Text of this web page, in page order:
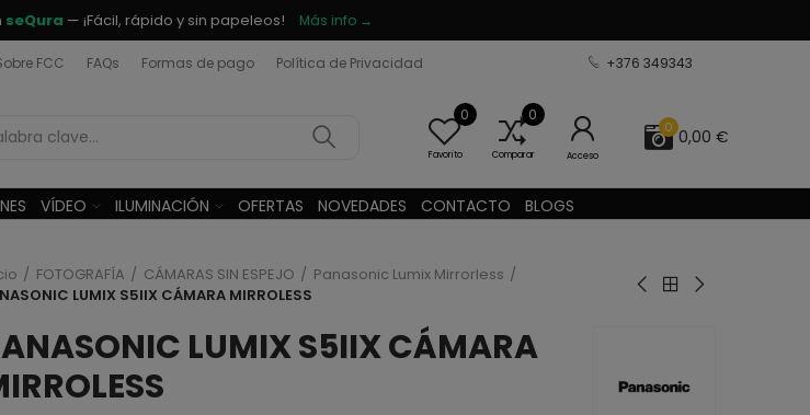
seQura — ¡Fácil, rápido y sin papeleos! Más info →
FCC FAQs Formas de pago Política de Privacidad +376 349343
0
Favorito
0
Comparar Acceso
0 0,00 €
VÍDEO ILUMINACIÓN OFERTAS NOVEDADES CONTACTO BLOGS
FOTOGRAFÍA CÁMARAS SIN ESPEJO
Panasonic Lumix Mirrorless
LUMIX S5IIX CÁMARA MIRROLESS
LUMIX S5IIX CÁMARA